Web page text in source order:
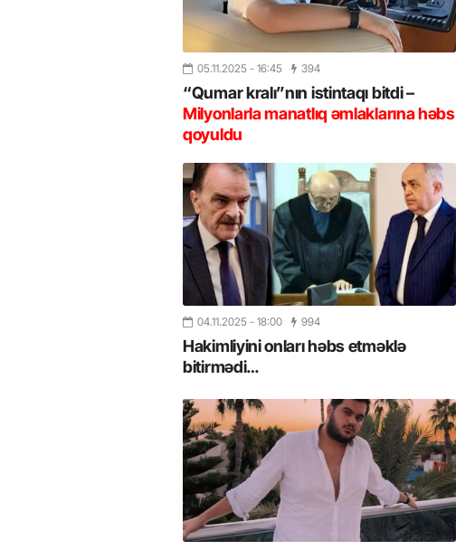
05.11.2025 - 16:45 394
“Qumar kralı”nın istintaqı bitdi –
Milyonlarla manatlıq əmlaklarına həbs
qoyuldu
04.11.2025 - 18:00 994
Hakimliyini onları həbs etməklə
bitirmədi…